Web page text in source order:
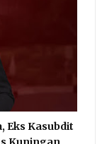
Eks Kasubdit